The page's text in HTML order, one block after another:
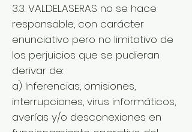
3.3. VALDELASERAS no se hace
responsable, con carácter
enunciativo pero no limitativo de
los perjuicios que se pudieran
derivar de:
a) Inferencias, omisiones,
interrupciones, virus informáticos,
averías y/o desconexiones en